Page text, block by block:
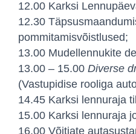
12.00 Karksi
12.30
pommitamisvõistlused;
13.00 Mudellennukite
13.00 – 15.00 Diverse
(Vastupidise rooliga
14.45 Karksi lennuraja
15.00 Karksi lennuraja
16.00 Võitjate